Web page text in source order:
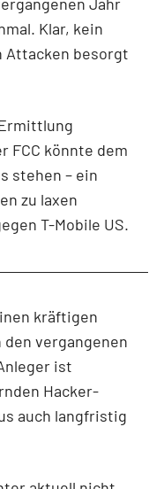
Klar, kein
Attacken besorgt
FCC könnte dem
stehen – ein
zu laxen
T-Mobile US.
kräftigen
vergangenen
ist
Hacker-
auch langfristig